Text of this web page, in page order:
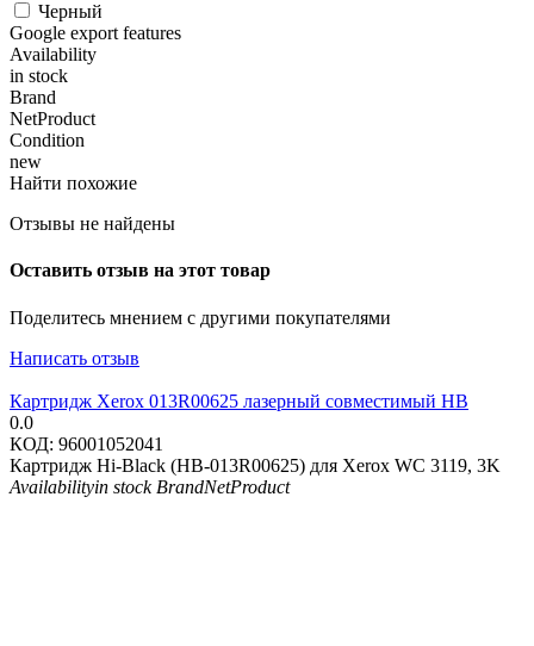
Черный
Google export features
Availability
in stock
Brand
NetProduct
Condition
new
Найти похожие
Отзывы не найдены
Оставить отзыв на этот товар
Поделитесь мнением с другими покупателями
Написать отзыв
Картридж Xerox 013R00625 лазерный совместимый HB
0.0
КОД: 96001052041
Картридж Hi-Black (HB-013R00625) для Xerox WC 3119, 3K
Availabilityin stock BrandNetProduct